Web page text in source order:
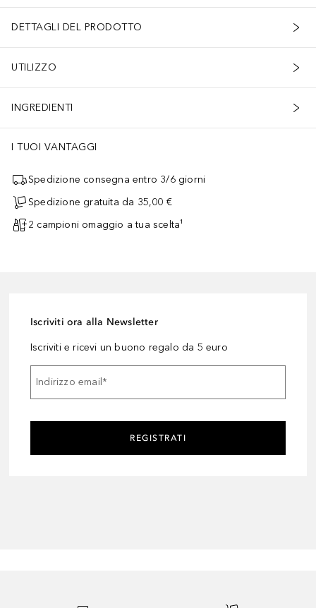
DETTAGLI DEL PRODOTTO
UTILIZZO
INGREDIENTI
I TUOI VANTAGGI
Spedizione consegna entro 3/6 giorni
Spedizione gratuita da 35,00 €
2 campioni omaggio a tua scelta¹
Iscriviti ora alla Newsletter
Iscriviti e ricevi un buono regalo da 5 euro
Indirizzo email*
REGISTRATI